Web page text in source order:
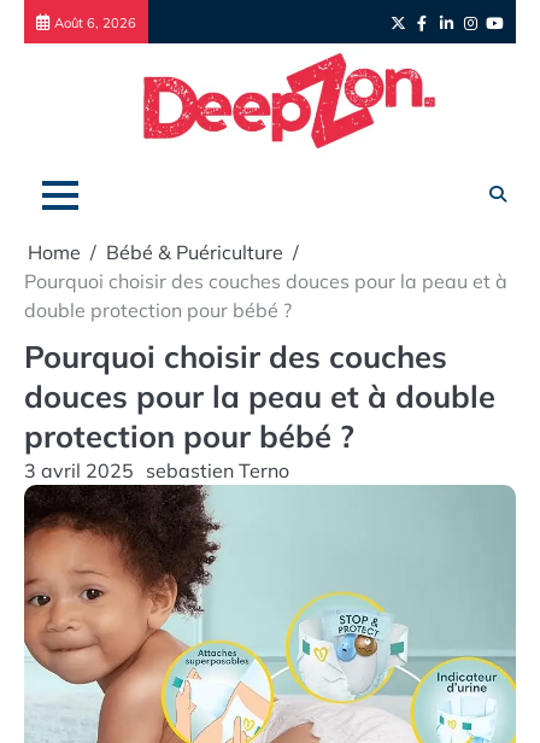
Skip
Août 6, 2026 Twitter
Facebook
LinkedIn
Home
Bébé & Puériculture
Pourquoi choisir des couches douces pour la peau et à
double protection pour bébé ?
Pourquoi choisir des couches
douces pour la peau et à double
protection pour bébé ?
3 avril 2025 sebastien Terno